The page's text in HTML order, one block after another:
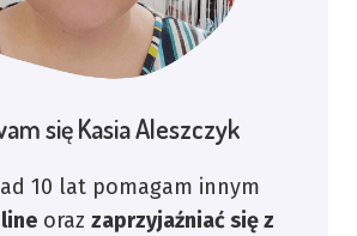
się Kasia Aleszczyk
10 lat pomagam innym
oraz zaprzyjaźniać się z